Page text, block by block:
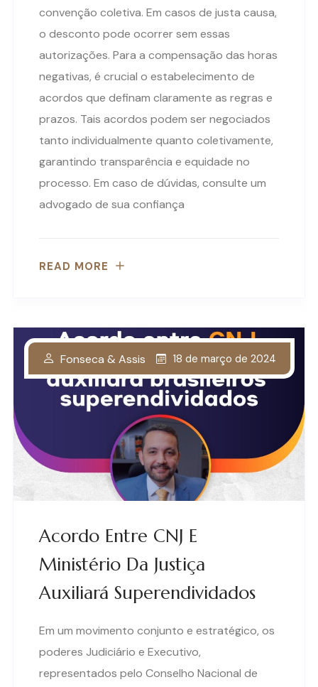
convenção coletiva. Em casos de justa causa,
o desconto pode ocorrer sem essas
autorizações. Para a compensação das horas
negativas, é crucial o estabelecimento de
acordos que definam claramente as regras e
prazos. Tais acordos podem ser negociados
tanto individualmente quanto coletivamente,
garantindo transparência e equidade no
processo. Em caso de dúvidas, consulte um
advogado de sua confiança
READ MORE
Acordo Entre CNJ E
Ministério Da Justiça
Auxiliará Superendividados
Fonseca & Assis 18 de março de 2024
Em um movimento conjunto e estratégico, os
poderes Judiciário e Executivo,
representados pelo Conselho Nacional de